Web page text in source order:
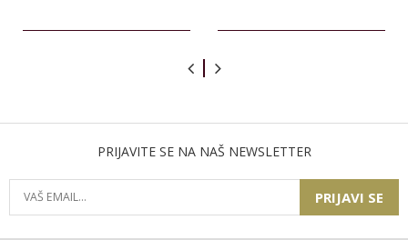
PRIJAVITE SE NA NAŠ NEWSLETTER
PRIJAVI SE